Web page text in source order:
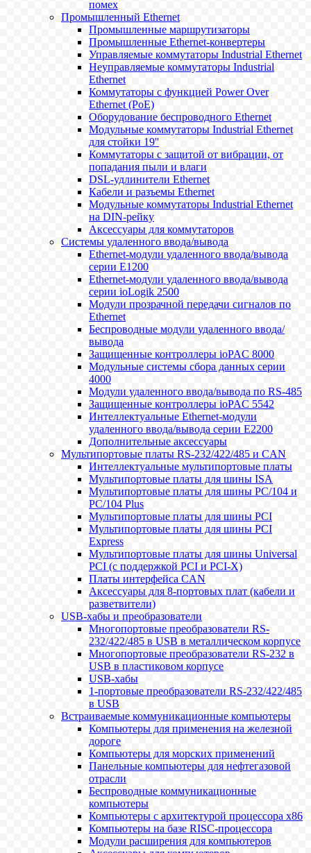
помех
Промышленный Ethernet
Промышленные маршрутизаторы
Промышленные Ethernet-конвертеры
Управляемые коммутаторы Industrial Ethernet
Неуправляемые коммутаторы Industrial
Ethernet
Коммутаторы с функцией Power Over
Ethernet (PoE)
Оборудование беспроводного Ethernet
Модульные коммутаторы Industrial Ethernet
для стойки 19''
Коммутаторы с защитой от вибрации, от
попадания пыли и влаги
DSL-удлинители Ethernet
Кабели и разъемы Ethernet
Модульные коммутаторы Industrial Ethernet
на DIN-рейку
Аксессуары для коммутаторов
Системы удаленного ввода/вывода
Ethernet-модули удаленного ввода/вывода
серии E1200
Ethernet-модули удаленного ввода/вывода
серии ioLogik 2500
Модули прозрачной передачи сигналов по
Ethernet
Беспроводные модули удаленного ввода/
вывода
Защищенные контроллеры ioPAC 8000
Модульные системы сбора данных серии
4000
Модули удаленного ввода/вывода по RS-485
Защищенные контроллеры ioPAC 5542
Интеллектуальные Ethernet-модули
удаленного ввода/вывода серии E2200
Дополнительные аксессуары
Мультипортовые платы RS-232/422/485 и CAN
Интеллектуальные мультипортовые платы
Мультипортовые платы для шины ISA
Мультипортовые платы для шины PC/104 и
PC/104 Plus
Мультипортовые платы для шины PCI
Мультипортовые платы для шины PCI
Express
Мультипортовые платы для шины Universal
PCI (с поддержкой PCI и PCI-X)
Платы интерфейса CAN
Аксессуары для 8-портовых плат (кабели и
разветвители)
USB-хабы и преобразователи
Многопортовые преобразователи RS-
232/422/485 в USB в металлическом корпусе
Многопортовые преобразователи RS-232 в
USB в пластиковом корпусе
USB-хабы
1-портовые преобразователи RS-232/422/485
в USB
Встраиваемые коммуникационные компьютеры
Компьютеры для применения на железной
дороге
Компьютеры для морских применений
Панельные компьютеры для нефтегазовой
отрасли
Беспроводные коммуникационные
компьютеры
Компьютеры с архитектурой процессора x86
Компьютеры на базе RISC-процессора
Модули расширения для компьютеров